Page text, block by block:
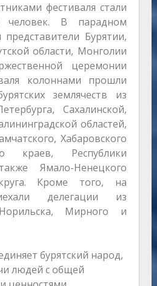
фестиваля стали
В парадном
Бурятии,
области, Монголии
церемонии
колоннами прошли
землячеств из
Сахалинской,
областей,
Хабаровского
краев, Республики
Ямало-Ненецкого
Кроме того, на
делегации из
Мирного и
бурятский народ,
людей с общей